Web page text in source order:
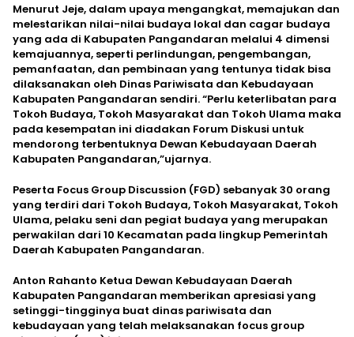
Menurut Jeje, dalam upaya mengangkat, memajukan dan
melestarikan nilai-nilai budaya lokal dan cagar budaya
yang ada di Kabupaten Pangandaran melalui 4 dimensi
kemajuannya, seperti perlindungan, pengembangan,
pemanfaatan, dan pembinaan yang tentunya tidak bisa
dilaksanakan oleh Dinas Pariwisata dan Kebudayaan
Kabupaten Pangandaran sendiri. “Perlu keterlibatan para
Tokoh Budaya, Tokoh Masyarakat dan Tokoh Ulama maka
pada kesempatan ini diadakan Forum Diskusi untuk
mendorong terbentuknya Dewan Kebudayaan Daerah
Kabupaten Pangandaran,”ujarnya.
Peserta Focus Group Discussion (FGD) sebanyak 30 orang
yang terdiri dari Tokoh Budaya, Tokoh Masyarakat, Tokoh
Ulama, pelaku seni dan pegiat budaya yang merupakan
perwakilan dari 10 Kecamatan pada lingkup Pemerintah
Daerah Kabupaten Pangandaran.
Anton Rahanto Ketua Dewan Kebudayaan Daerah
Kabupaten Pangandaran memberikan apresiasi yang
setinggi-tingginya buat dinas pariwisata dan
kebudayaan yang telah melaksanakan focus group